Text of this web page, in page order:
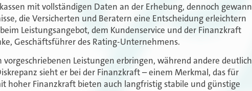
mit vollständigen Daten an der Erhebung, dennoch gewann
die Versicherten und Beratern eine Entscheidung erleichtern
Leistungsangebot, dem Kundenservice und der Finanzkraft
Geschäftsführer des Rating-Unternehmens.
Leistungen erbringen, während andere deutlich
sieht er bei der Finanzkraft – einem Merkmal, das für
hoher Finanzkraft bieten auch langfristig stabile und günstige